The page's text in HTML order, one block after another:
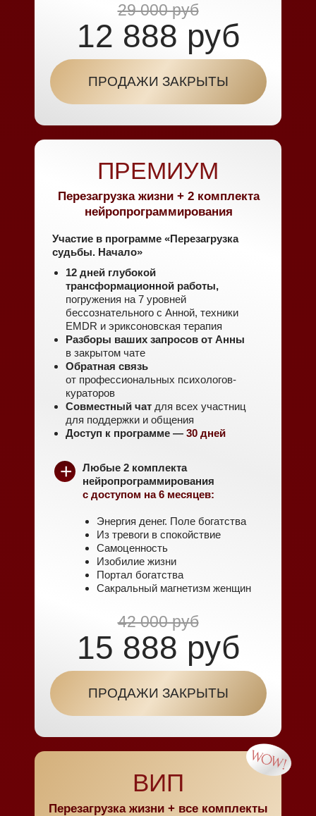
12 888 руб
29 000 руб
ПРОДАЖИ ЗАКРЫТЫ
ВИП
Перезагрузка жизни + все комплекты
Участие в программе «Перезагрузка
судьбы. Начало»
Любые 2 комплекта
нейропрограммирования
с доступом на 6 месяцев:
Энергия денег. Поле богатства
Из тревоги в спокойствие
Самоценность
Изобилие жизни
Портал богатства
Сакральный магнетизм женщин
12 дней глубокой
трансформационной работы,
погружения на 7 уровней
бессознательного с Анной, техники
EMDR и эриксоновская терапия
Разборы ваших запросов от Анны
в закрытом чате
Обратная связь
от профессиональных психологов-
кураторов
Совместный чат для всех участниц
для поддержки и общения
Доступ к программе — 30 дней
15 888 руб
42 000 руб
ПРЕМИУМ
ПРОДАЖИ ЗАКРЫТЫ
Перезагрузка жизни + 2 комплекта
нейропрограммирования
+